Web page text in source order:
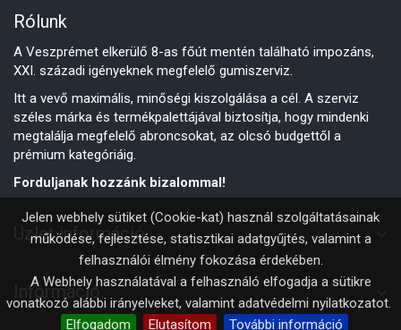
Rólunk
A Veszprémet elkerülő 8-as főút mentén található impozáns,
XXI. századi igényeknek megfelelő gumiszerviz.
Itt a vevő maximális, minőségi kiszolgálása a cél. A szerviz
széles márka és termékpalettájával biztosítja, hogy mindenki
megtalálja megfelelő abroncsokat, az olcsó budgettől a
prémium kategóriáig.
Forduljanak hozzánk bizalommal!
Üzlet információ
Információ
Jelen webhely sütiket (Cookie-kat) használ szolgáltatásainak
működése, fejlesztése, statisztikai adatgyűjtés, valamint a
felhasználói élmény fokozása érdekében.
A Webhely használatával a felhasználó elfogadja a sütikre
vonatkozó alábbi irányelveket, valamint adatvédelmi nyilatkozatot.
Elfogadom
Elutasítom További információ